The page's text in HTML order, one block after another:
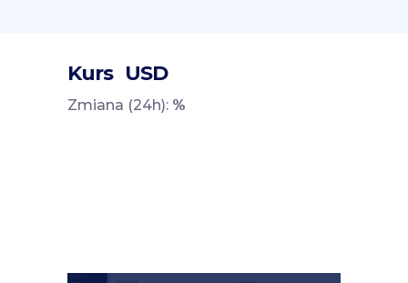
Kurs USD
Zmiana (24h): %